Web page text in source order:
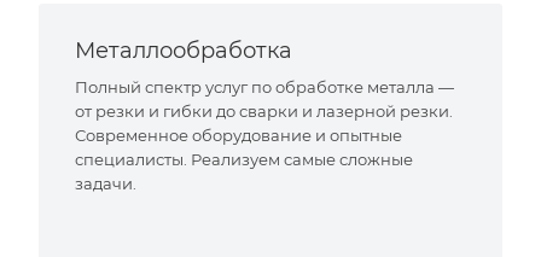
Металлообработка
Полный спектр услуг по обработке металла —
от резки и гибки до сварки и лазерной резки.
Современное оборудование и опытные
специалисты. Реализуем самые сложные
задачи.